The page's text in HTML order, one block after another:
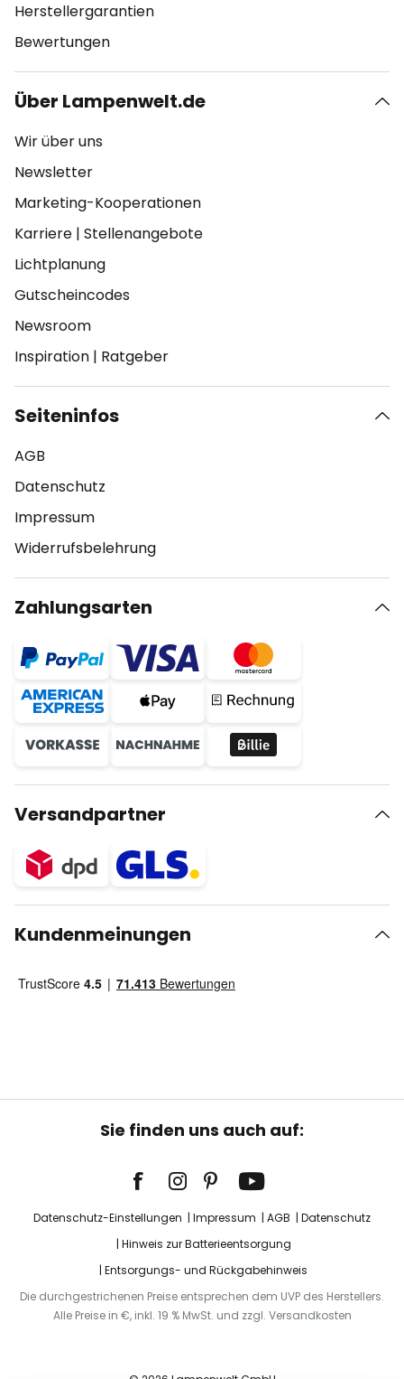
Herstellergarantien
Bewertungen
Über Lampenwelt.de
Wir über uns
Newsletter
Marketing-Kooperationen
Karriere | Stellenangebote
Lichtplanung
Gutscheincodes
Newsroom
Inspiration | Ratgeber
Seiteninfos
AGB
Datenschutz
Impressum
Widerrufsbelehrung
Zahlungsarten
Versandpartner
Kundenmeinungen
Sie finden uns auch auf:
Datenschutz-Einstellungen Impressum AGB
Datenschutz
Hinweis zur Batterieentsorgung
Entsorgungs- und Rückgabehinweis
Die durchgestrichenen Preise entsprechen dem UVP des Herstellers.
Alle Preise in €, inkl. 19 % MwSt. und zzgl. Versandkosten